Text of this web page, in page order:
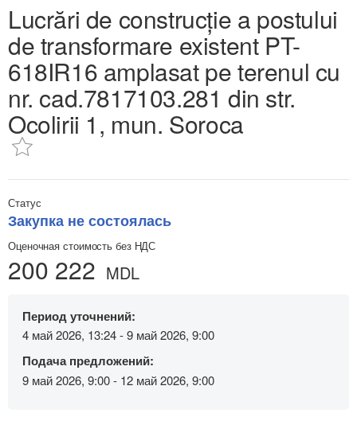
Lucrări de construcție a postului
de transformare existent PT-
618IR16 amplasat pe terenul cu
nr. cad.7817103.281 din str.
Ocolirii 1, mun. Soroca
Статус
Закупка не состоялась
Оценочная стоимость без НДС
200 222 MDL
Период уточнений:
4 май 2026, 13:24 - 9 май 2026, 9:00
Подача предложений:
9 май 2026, 9:00 - 12 май 2026, 9:00